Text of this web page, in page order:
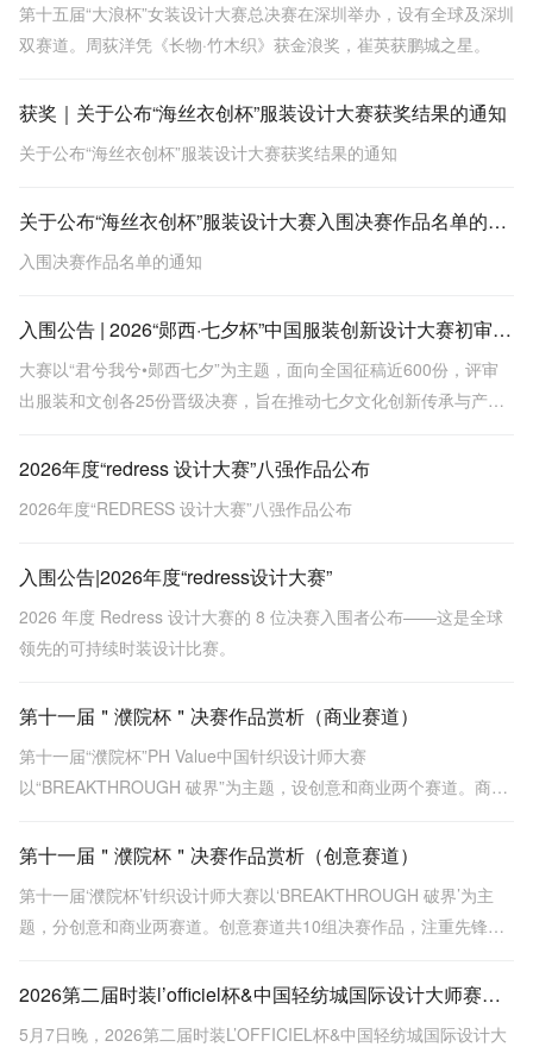
第十五届“大浪杯”女装设计大赛总决赛在深圳举办，设有全球及深圳
双赛道。周荻洋凭《长物·竹木织》获金浪奖，崔英获鹏城之星。
获奖｜关于公布“海丝衣创杯”服装设计大赛获奖结果的通知
关于公布“海丝衣创杯”服装设计大赛获奖结果的通知
关于公布“海丝衣创杯”服装设计大赛入围决赛作品名单的通知
入围决赛作品名单的通知
入围公告 | 2026“郧西·七夕杯”中国服装创新设计大赛初审会圆满结束
大赛以“君兮我兮•郧西七夕”为主题，面向全国征稿近600份，评审
出服装和文创各25份晋级决赛，旨在推动七夕文化创新传承与产业
2026年度“redress 设计大赛”八强作品公布
2026年度“REDRESS 设计大赛”八强作品公布
入围公告|2026年度“redress设计大赛”
2026 年度 Redress 设计大赛的 8 位决赛入围者公布——这是全球
领先的可持续时装设计比赛。
第十一届＂濮院杯＂决赛作品赏析（商业赛道）
第十一届“濮院杯”PH Value中国针织设计师大赛
以“BREAKTHROUGH 破界”为主题，设创意和商业两个赛道。商业
示多种针织工艺和设计，突出时尚与实用性结合。
第十一届＂濮院杯＂决赛作品赏析（创意赛道）
第十一届‘濮院杯’针织设计师大赛以‘BREAKTHROUGH 破界’为主
题，分创意和商业两赛道。创意赛道共10组决赛作品，注重先锋表
艺深度。
2026第二届时装l’officiel杯&中国轻纺城国际设计大师赛圆满落幕
5月7日晚，2026第二届时装L’OFFICIEL杯&中国轻纺城国际设计大